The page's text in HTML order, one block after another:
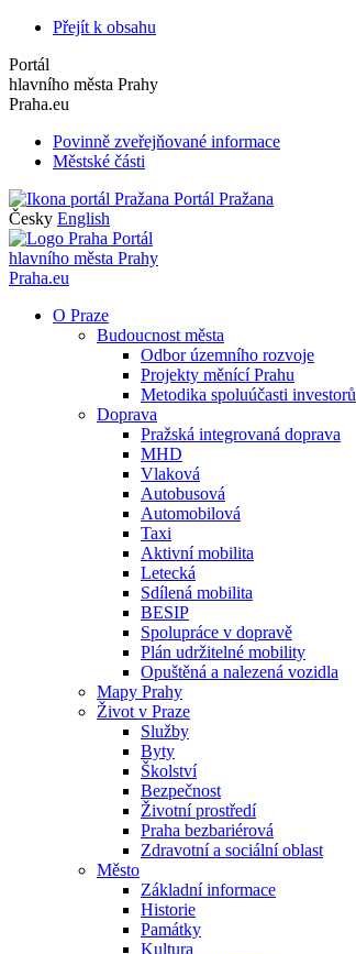
Přejít k obsahu
Portál
hlavního města Prahy
Praha.eu
Povinně zveřejňované informace
Městské části
Portál Pražana
Česky English
Portál
hlavního města Prahy
Praha.eu
O Praze
Budoucnost města
Odbor územního rozvoje
Projekty měnící Prahu
Metodika spoluúčasti investorů
Doprava
Pražská integrovaná doprava
MHD
Vlaková
Autobusová
Automobilová
Taxi
Aktivní mobilita
Letecká
Sdílená mobilita
BESIP
Spolupráce v dopravě
Plán udržitelné mobility
Opuštěná a nalezená vozidla
Mapy Prahy
Život v Praze
Služby
Byty
Školství
Bezpečnost
Životní prostředí
Praha bezbariérová
Zdravotní a sociální oblast
Město
Základní informace
Historie
Památky
Kultura